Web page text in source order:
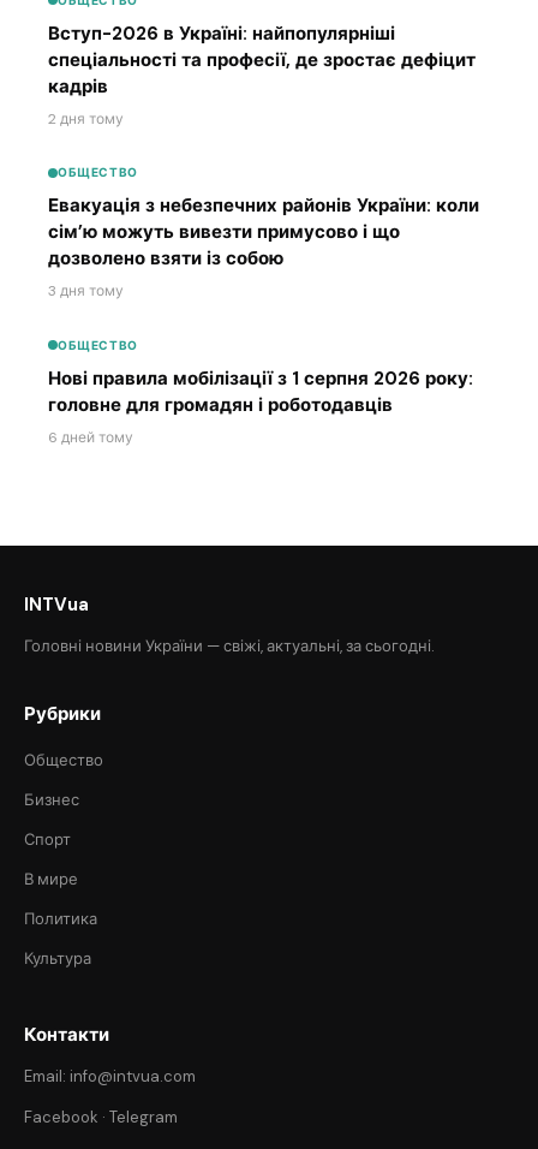
Вступ-2026 в Україні: найпопулярніші
спеціальності та професії, де зростає дефіцит
кадрів
2 дня тому
ОБЩЕСТВО
Евакуація з небезпечних районів України: коли
сім’ю можуть вивезти примусово і що
дозволено взяти із собою
3 дня тому
ОБЩЕСТВО
Нові правила мобілізації з 1 серпня 2026 року:
головне для громадян і роботодавців
6 дней тому
INTVua
Головні новини України — свіжі, актуальні, за сьогодні.
Рубрики
Общество
Бизнес
Спорт
В мире
Политика
Культура
Контакти
Email: info@intvua.com
Facebook · Telegram